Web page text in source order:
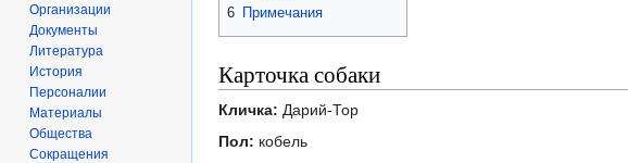
6 Примечания
Карточка собаки
Кличка: Дарий-Тор
Пол: кобель
Организации
Документы
Литература
История
Персоналии
Материалы
Общества
Сокращения